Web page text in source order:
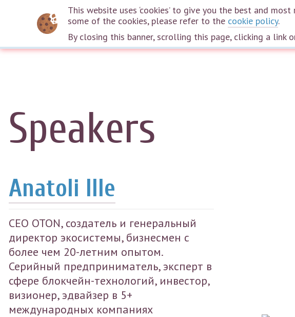
Home Courses
Speakers
Anatoli Ille
CEO OTON, создатель и генеральный
директор экосистемы, бизнесмен с
более чем 20-летним опытом.
Серийный предприниматель, эксперт в
сфере блокчейн-технологий, инвестор,
визионер, эдвайзер в 5+
международных компаниях
This website uses ‘cookies’ to give you the best and
some of the cookies, please refer to the cookie policy.
By closing this banner, scrolling this page, clicking a